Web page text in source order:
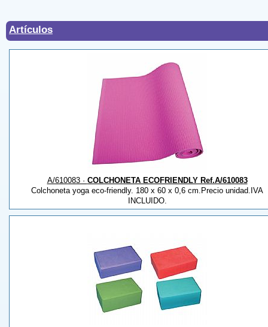
Artículos
A/610083 · COLCHONETA ECOFRIENDLY Ref.A/610083
Colchoneta yoga eco-friendly. 180 x 60 x 0,6 cm.Precio unidad.IVA
INCLUIDO.